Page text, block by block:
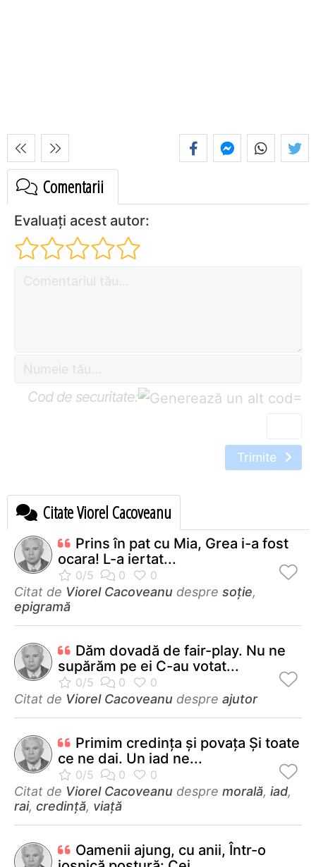
Comentarii
Evaluați acest autor:
Cod de securitate: =
Trimite
Citate Viorel Cacoveanu
Prins în pat cu Mia, Grea i-a fost
ocara! L-a iertat...
Citat de Viorel Cacoveanu despre soție,
epigramă
Dăm dovadă de fair-play. Nu ne
supărăm pe ei C-au votat...
Citat de Viorel Cacoveanu despre ajutor
Primim credinţa şi povaţa Şi toate
ce ne dai. Un iad ne...
Citat de Viorel Cacoveanu despre morală, iad,
rai, credință, viață
Oamenii ajung, cu anii, Într-o